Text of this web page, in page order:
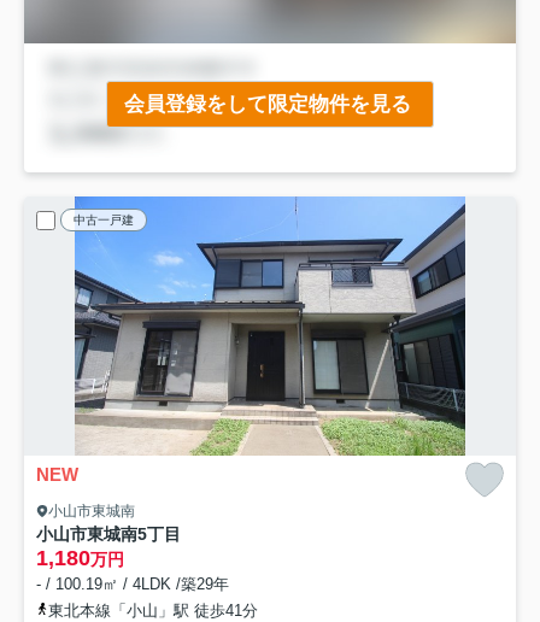
会員登録をして限定物件を見る
中古一戸建
NEW
小山市東城南
小山市東城南5丁目
1,180万円
- / 100.19㎡ / 4LDK /築29年
東北本線「小山」駅 徒歩41分